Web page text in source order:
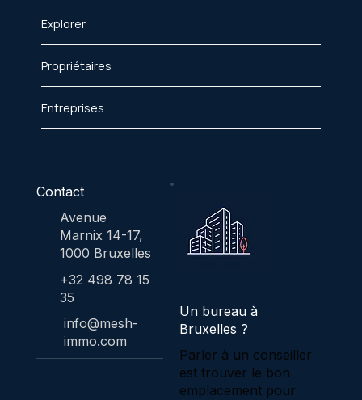
Explorer
Propriétaires
Entreprises
Contact
Avenue
Marnix 14-17,
1000 Bruxelles
+32 498 78 15
35
info@mesh-
immo.com
Un bureau à
Bruxelles ?
Parler à un conseiller
est trouver le bon
emplacement pour